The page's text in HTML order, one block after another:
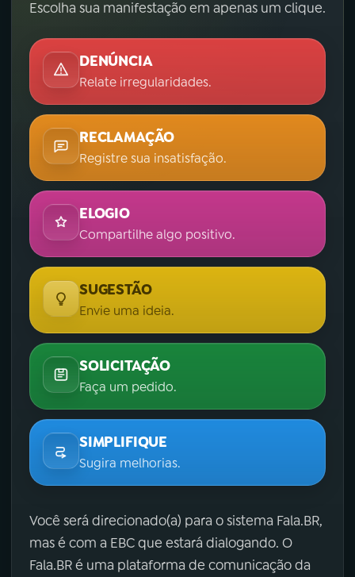
Escolha sua manifestação em apenas um clique.
DENÚNCIA
Relate irregularidades.
RECLAMAÇÃO
Registre sua insatisfação.
ELOGIO
Compartilhe algo positivo.
SUGESTÃO
Envie uma ideia.
SOLICITAÇÃO
Faça um pedido.
SIMPLIFIQUE
Sugira melhorias.
Você será direcionado(a) para o sistema Fala.BR,
mas é com a EBC que estará dialogando. O
Fala.BR é uma plataforma de comunicação da